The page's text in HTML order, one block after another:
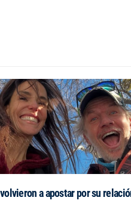
a apostar por su